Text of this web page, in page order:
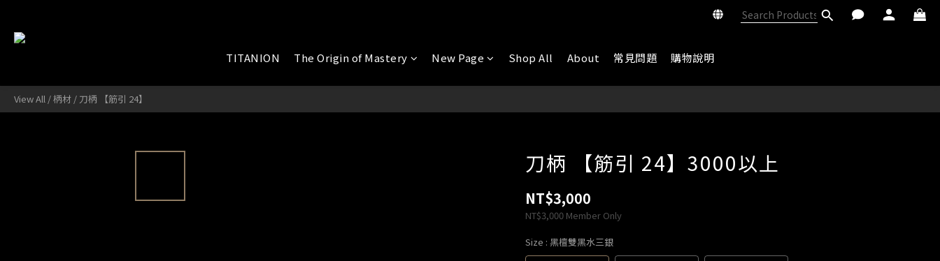
TITANION The Origin of Mastery New Page Shop All About 常見問題 購物說明
View All /柄材 / 刀柄 【筋引 24】
刀柄 【筋引 24】3000以上
NT$3,000
NT$3,000 Member Only
Size : 黑檀雙黑水三銀
BUY NOW